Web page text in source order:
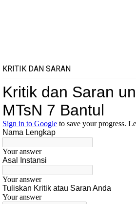
KRITIK DAN SARAN